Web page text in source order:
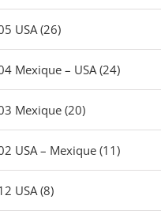
USA (26)
Mexique – USA (24)
Mexique (20)
USA – Mexique (11)
USA (8)